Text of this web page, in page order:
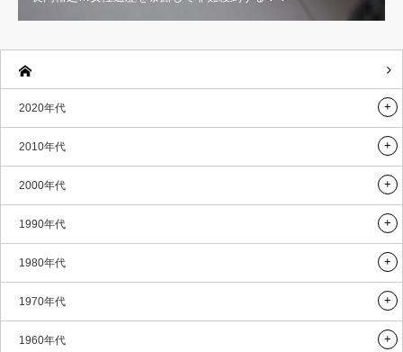
2020年代
2010年代
2000年代
1990年代
1980年代
1970年代
1960年代